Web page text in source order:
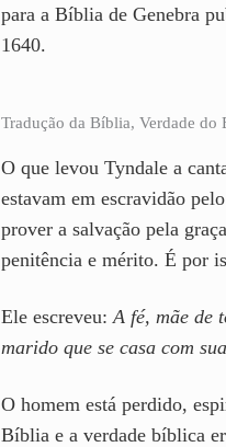
para a Bíblia de Genebra
1640.
Tradução da Bíblia, Verdade do
O que levou Tyndale a
estavam em escravidão
prover a salvação pela
penitência e mérito. É por
Ele escreveu: A fé, mãe de
marido que se casa com
O homem está perdido,
Bíblia e a verdade bíblica